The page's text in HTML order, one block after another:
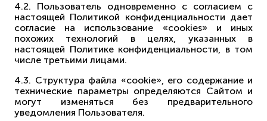
4.2. Пользователь одновременно с согласием с
настоящей Политикой конфиденциальности дает
согласие на использование «cookies» и иных
похожих технологий в целях, указанных в
настоящей Политике конфиденциальности, в том
числе третьими лицами.
4.3. Структура файла «cookie», его содержание и
технические параметры определяются Сайтом и
могут изменяться без предварительного
уведомления Пользователя.